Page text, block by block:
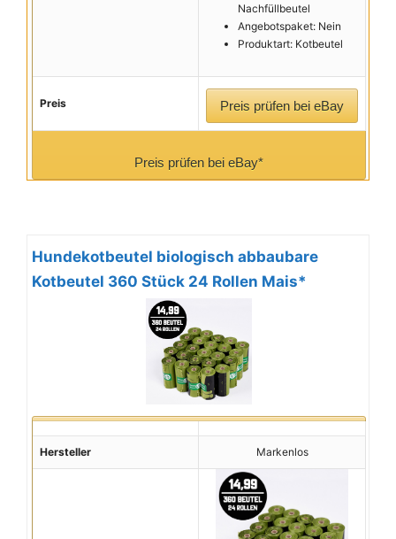
Nachfüllbeutel
Angebotspaket: Nein
Produktart: Kotbeutel
Preis Preis prüfen bei eBay
Preis prüfen bei eBay*
Hundekotbeutel biologisch abbaubare
Kotbeutel 360 Stück 24 Rollen Mais*
Hersteller Markenlos